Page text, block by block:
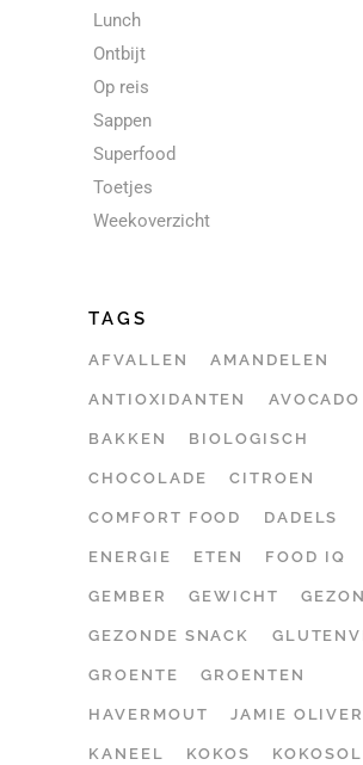
Lunch
Ontbijt
Op reis
Sappen
Superfood
Toetjes
Weekoverzicht
TAGS
AFVALLEN AMANDELEN
ANTIOXIDANTEN AVOCADO
BAKKEN BIOLOGISCH
CHOCOLADE CITROEN
COMFORT FOOD DADELS
ENERGIE ETEN FOOD IQ
GEMBER GEWICHT
GEZONDE SNACK
GROENTE GROENTEN
HAVERMOUT JAMIE OLIVER
KANEEL KOKOS